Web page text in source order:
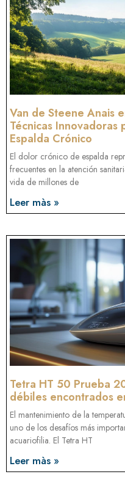
Van de Steene Anais
Técnicas
Espalda Crónico
El dolor crónico de espalda
frecuentes en la atención
vida de millones de
Leer màs »
Tetra HT 50 Prueba
débiles encontrados
El mantenimiento de la
uno de los desafíos más
acuariofilia. El Tetra HT
Leer màs »